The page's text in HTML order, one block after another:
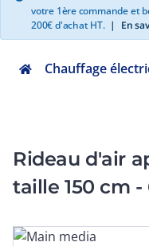
votre 1ère commande et
200€ d'achat HT. | En
Rideau d'air
taille 150 cm -